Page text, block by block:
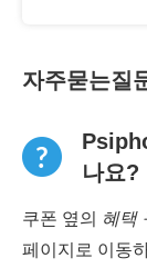
자주묻는질
나요?
쿠폰 옆의 혜택
페이지로 이동